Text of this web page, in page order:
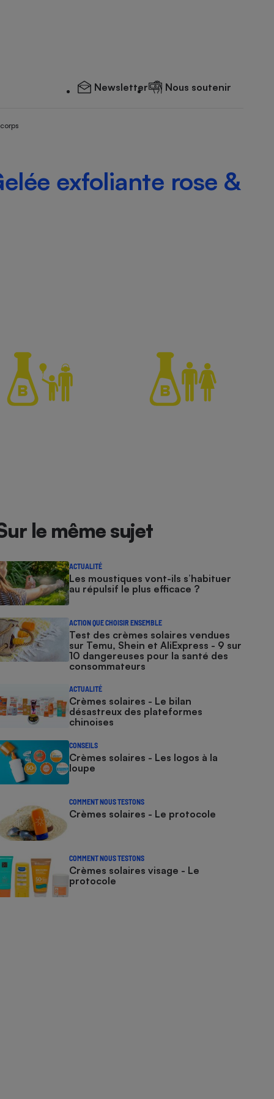
Newsletter Nous soutenir
exfoliante rose &
le même sujet
ACTUALITÉ
Les moustiques vont-ils s’habituer
au répulsif le plus efficace ?
ACTION QUE CHOISIR ENSEMBLE
Test des crèmes solaires vendues
sur Temu, Shein et AliExpress - 9 sur
10 dangereuses pour la santé des
consommateurs
ACTUALITÉ
Crèmes solaires - Le bilan
désastreux des plateformes
chinoises
CONSEILS
Crèmes solaires - Les logos à la
loupe
COMMENT NOUS TESTONS
Crèmes solaires - Le protocole
COMMENT NOUS TESTONS
Crèmes solaires visage - Le
protocole